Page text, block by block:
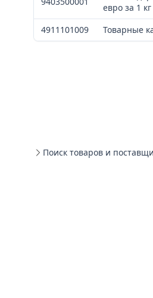
евро за 1
4911101009
Товарные
Поиск товаров и